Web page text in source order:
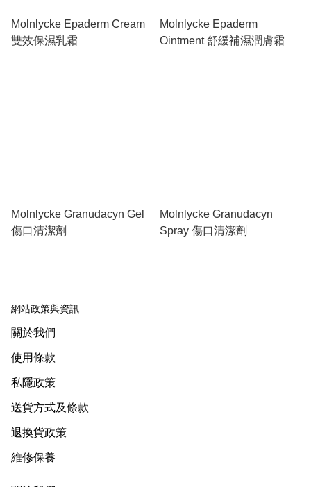
Molnlycke Epaderm Cream
雙效保濕乳霜
Molnlycke Epaderm
Ointment 舒緩補濕潤膚霜
Molnlycke Granudacyn Gel
傷口清潔劑
Molnlycke Granudacyn
Spray 傷口清潔劑
網站政策與資訊
關於我們
使用條款
私隱政策
送貨方式及條款
退換貨政策
維修保養